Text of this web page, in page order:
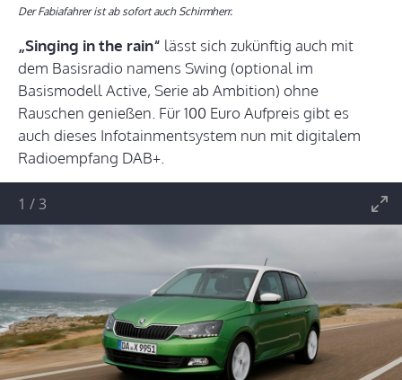
Der Fabiafahrer ist ab sofort auch Schirmherr.
„Singing in the rain“ lässt sich zukünftig auch mit
dem Basisradio namens Swing (optional im
Basismodell Active, Serie ab Ambition) ohne
Rauschen genießen. Für 100 Euro Aufpreis gibt es
auch dieses Infotainmentsystem nun mit digitalem
Radioempfang DAB+.
1 /3